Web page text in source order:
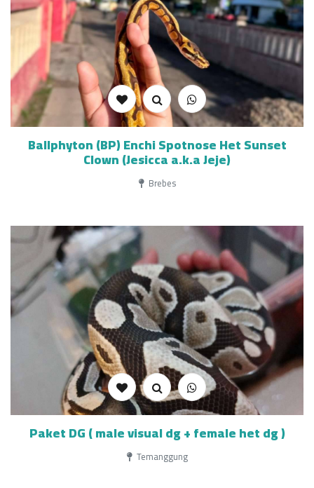
Ballphyton (BP) Enchi Spotnose Het Sunset
Clown (Jesicca a.k.a Jeje)
Brebes
Paket DG ( male visual dg + female het dg )
Temanggung